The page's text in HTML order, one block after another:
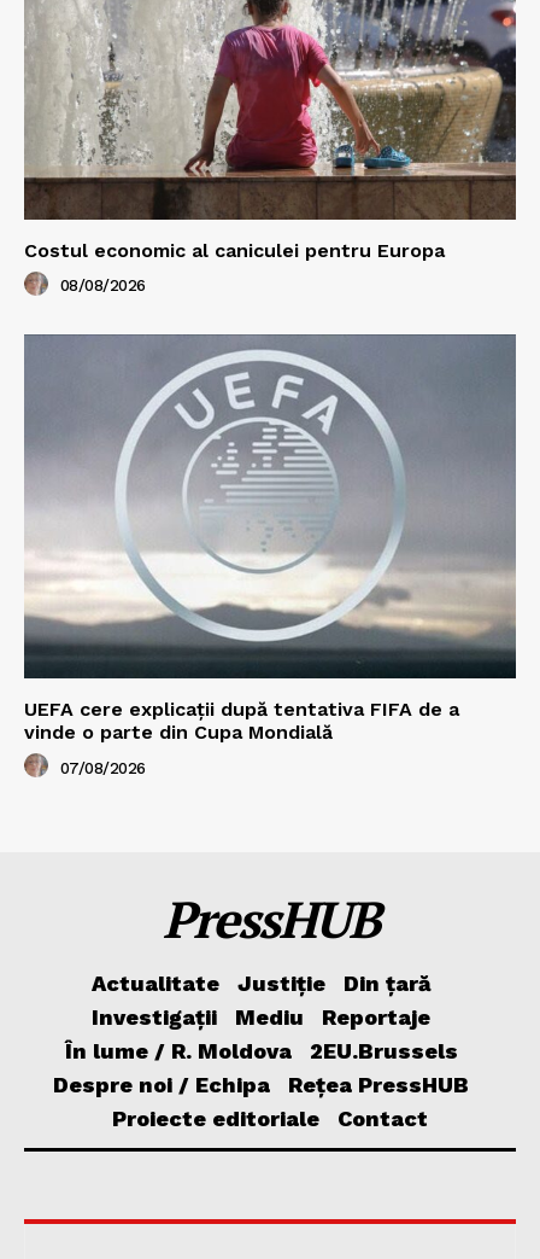
Costul economic al caniculei pentru Europa
08/08/2026
UEFA cere explicații după tentativa FIFA de a
vinde o parte din Cupa Mondială
07/08/2026
PressHUB
Actualitate Justiție
Din țară
Investigații
Mediu
Reportaje
În lume / R. Moldova
2EU.Brussels
Despre noi / Echipa
Rețea PressHUB
Proiecte editoriale
Contact